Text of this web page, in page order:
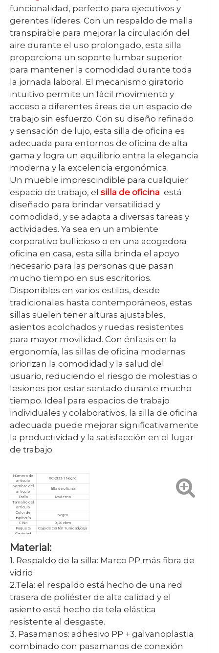
funcionalidad, perfecto para ejecutivos y
gerentes líderes. Con un respaldo de malla
transpirable para mejorar la circulación del
aire durante el uso prolongado, esta silla
proporciona un soporte lumbar superior
para mantener la comodidad durante toda
la jornada laboral. El mecanismo giratorio
intuitivo permite un fácil movimiento y
acceso a diferentes áreas de un espacio de
trabajo sin esfuerzo. Con su diseño refinado
y sensación de lujo, esta silla de oficina es
adecuada para entornos de oficina de alta
gama y logra un equilibrio entre la elegancia
moderna y la excelencia ergonómica.
Un mueble imprescindible para cualquier
espacio de trabajo, el silla de oficina está
diseñado para brindar versatilidad y
comodidad, y se adapta a diversas tareas y
actividades. Ya sea en un ambiente
corporativo bullicioso o en una acogedora
oficina en casa, esta silla brinda el apoyo
necesario para las personas que pasan
mucho tiempo en sus escritorios.
Disponibles en varios estilos, desde
tradicionales hasta contemporáneos, estas
sillas suelen tener alturas ajustables,
asientos acolchados y ruedas resistentes
para mayor movilidad. Con énfasis en la
ergonomía, las sillas de oficina modernas
priorizan la comodidad y la salud del
usuario, reduciendo el riesgo de molestias o
lesiones por estar sentado durante mucho
tiempo. Ideal para espacios de trabajo
individuales y colaborativos, la silla de oficina
adecuada puede mejorar significativamente
la productividad y la satisfacción en el lugar
de trabajo.
Número de
artículo
XC-2133-1 Negro
Nombre del
artículo
Silla de oficina
Estilo
Moderno
Tamaño del
artículo
Color de
tapicería
Negro
CBM
0,26 cbm
Paquete Caja de cartón 1 unidad/caja
Cantidad
pedido
Garantía
Certificado ISO9001/ISO14001/ISO18001
Material:
1. Respaldo de la silla: Marco PP más fibra de
vidrio
2.Tela: el respaldo está hecho de una red
trasera de poliéster de alta calidad y el
asiento está hecho de tela elástica
resistente al desgaste.
3. Pasamanos: adhesivo PP + galvanoplastia
combinado con pasamanos de conexión